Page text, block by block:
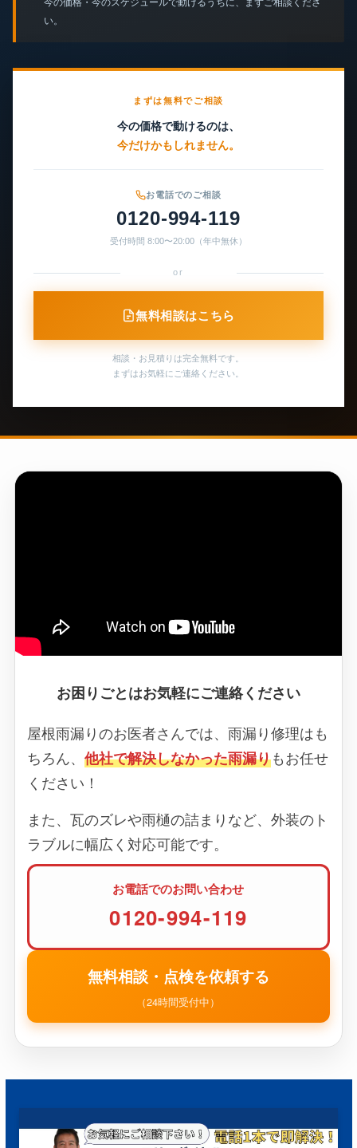
今の価格・今のスケジュールで動けるうちに、まずご相談くださ
い。
まずは無料でご相談
今の価格で動けるのは、
今だけかもしれません。
お電話でのご相談
0120-994-119
受付時間 8:00〜20:00（年中無休）
or
無料相談はこちら
相談・お見積りは完全無料です。
まずはお気軽にご連絡ください。
お困りごとはお気軽にご連絡ください
屋根雨漏りのお医者さんでは、雨漏り修理はも
ちろん、 他社で解決しなかった雨漏りもお任せ
ください！
また、瓦のズレや雨樋の詰まりなど、外装のト
ラブルに幅広く対応可能です。
お電話でのお問い合わせ
0120-994-119
無料相談・点検を依頼する
（24時間受付中）